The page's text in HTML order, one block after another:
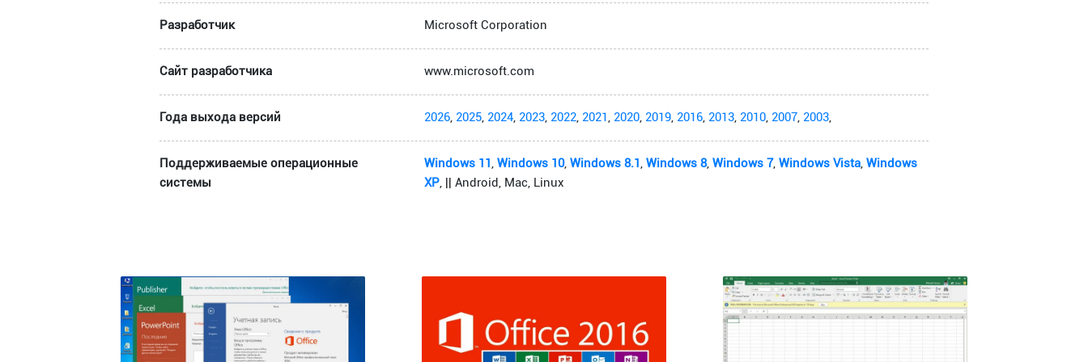
Разработчик Microsoft Corporation
Сайт разработчика www.microsoft.com
Года выхода версий 2026, 2025, 2024, 2023, 2022, 2021, 2020, 2019, 2016, 2013, 2010, 2007, 2003,
Поддерживаемые операционные
системы
Windows 11 , Windows 10, Windows 8.1 , Windows 8, Windows 7, Windows Vista, Windows
XP, || Android, Mac, Linux